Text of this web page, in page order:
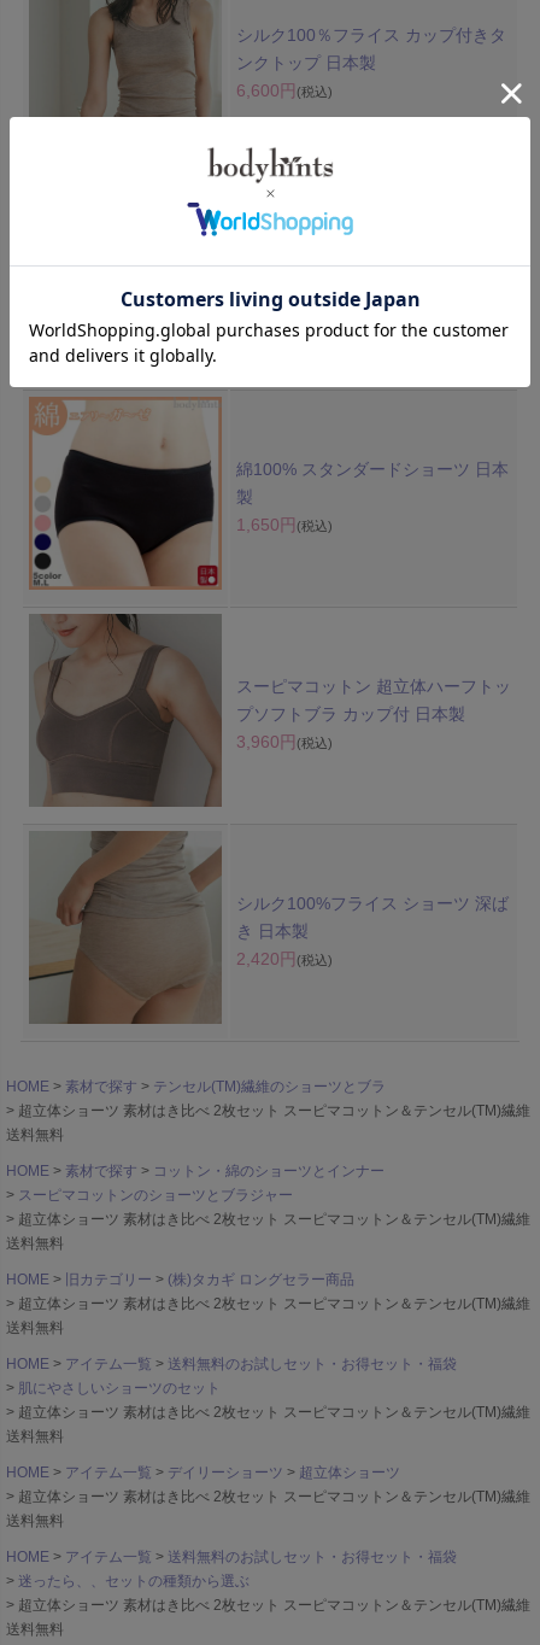
シルク100％フライス カップ付きタ
ンクトップ 日本製
6,600円 (税込)
2,530円(税込)
綿100% スタンダードショーツ 日本
製
1,650円 (税込)
スーピマコットン 超立体ハーフトッ
プソフトブラ カップ付 日本製
3,960円 (税込)
シルク100%フライス ショーツ 深ば
き 日本製
2,420円 (税込)
HOME 素材で探す
テンセル(TM)繊維のショーツとブラ
超立体ショーツ 素材はき比べ 2枚セット スーピマコットン＆テンセル(TM)繊維
送料無料
HOME 素材で探す
コットン・綿のショーツとインナー
スーピマコットンのショーツとブラジャー
超立体ショーツ 素材はき比べ 2枚セット スーピマコットン＆テンセル(TM)繊維
送料無料
HOME 旧カテゴリー
(株)タカギ ロングセラー商品
超立体ショーツ 素材はき比べ 2枚セット スーピマコットン＆テンセル(TM)繊維
送料無料
HOME アイテム一覧
送料無料のお試しセット・お得セット・福袋
肌にやさしいショーツのセット
超立体ショーツ 素材はき比べ 2枚セット スーピマコットン＆テンセル(TM)繊維
送料無料
HOME アイテム一覧 デイリーショーツ
超立体ショーツ
超立体ショーツ 素材はき比べ 2枚セット スーピマコットン＆テンセル(TM)繊維
送料無料
HOME アイテム一覧
送料無料のお試しセット・お得セット・福袋
迷ったら、、セットの種類から選ぶ
超立体ショーツ 素材はき比べ 2枚セット スーピマコットン＆テンセル(TM)繊維
送料無料